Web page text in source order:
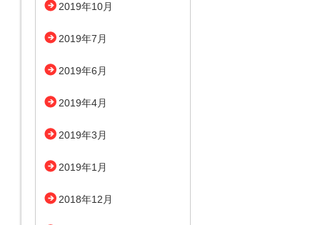
2019年10月
2019年7月
2019年6月
2019年4月
2019年3月
2019年1月
2018年12月